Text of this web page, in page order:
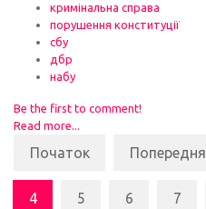
кримінальна справа
порушення конституції
сбу
дбр
набу
Be the first to comment!
Read more...
Початок Попередня
4 5 6 7